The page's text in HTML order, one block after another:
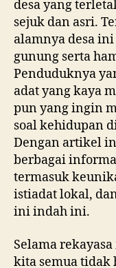
desa yang
sejuk dan asri.
alamnya desa
gunung serta
Penduduknya
adat yang kaya
pun yang ingin
soal kehidupan
Dengan artikel
berbagai
termasuk
istiadat lokal,
ini indah ini.
Selama
kita semua tidak